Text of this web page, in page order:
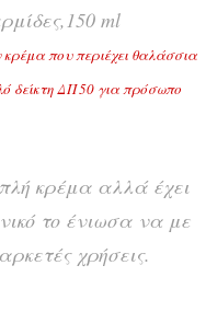
ml
που περιέχει θαλάσσια
δείκτη ΔΠ50 για πρόσωπο
κρέμα αλλά έχει
το ένιωσα να με
χρήσεις.